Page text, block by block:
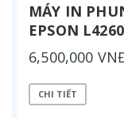
MÁY IN
EPSON L4260
6,500,000
CHI TIẾT